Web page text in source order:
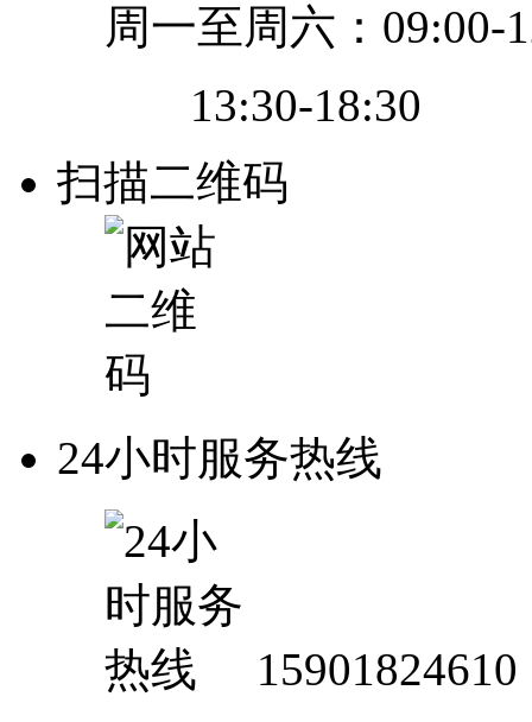
周一至周六：09:00-
13:30-18:30
扫描二维码
24小时服务热线
15901824610